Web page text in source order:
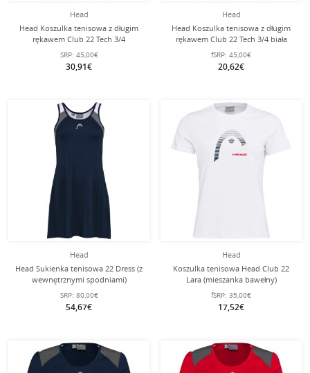
Head
Head Koszulka tenisowa z długim
rękawem Club 22 Tech 3/4
ciemnoniebieska damska
SRP: 45,00€
30,91€
Head
Head Koszulka tenisowa z długim
rękawem Club 22 Tech 3/4 biała
damska
fSRP: 45,00€
20,62€
Head
Head Sukienka tenisowa 22 Dress (z
wewnętrznymi spodniami)
ciemnoniebieska Damska
SRP: 80,00€
54,67€
Head
Koszulka tenisowa Head Club 22
Lara (mieszanka bawełny)
biała/czerwona damska
fSRP: 35,00€
17,52€